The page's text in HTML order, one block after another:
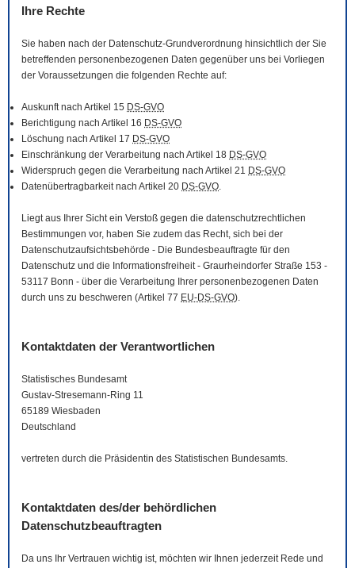
Ihre Rechte
Sie haben nach der Datenschutz-Grundverordnung hinsichtlich der Sie
betreffenden personenbezogenen Daten gegenüber uns bei Vorliegen
der Voraussetzungen die folgenden Rechte auf:
Auskunft nach Artikel 15 DS-GVO
Berichtigung nach Artikel 16 DS-GVO
Löschung nach Artikel 17 DS-GVO
Einschränkung der Verarbeitung nach Artikel 18 DS-GVO
Widerspruch gegen die Verarbeitung nach Artikel 21 DS-GVO
Datenübertragbarkeit nach Artikel 20 DS-GVO.
Liegt aus Ihrer Sicht ein Verstoß gegen die datenschutzrechtlichen
Bestimmungen vor, haben Sie zudem das Recht, sich bei der
Datenschutzaufsichtsbehörde - Die Bundesbeauftragte für den
Datenschutz und die Informationsfreiheit - Graurheindorfer Straße 153 -
53117 Bonn - über die Verarbeitung Ihrer personenbezogenen Daten
durch uns zu beschweren (Artikel 77 EU-DS-GVO).
Kontaktdaten der Verantwortlichen
Statistisches Bundesamt
Gustav-Stresemann-Ring 11
65189 Wiesbaden
Deutschland
vertreten durch die Präsidentin des Statistischen Bundesamts.
Kontaktdaten des/der behördlichen
Datenschutzbeauftragten
Da uns Ihr Vertrauen wichtig ist, möchten wir Ihnen jederzeit Rede und